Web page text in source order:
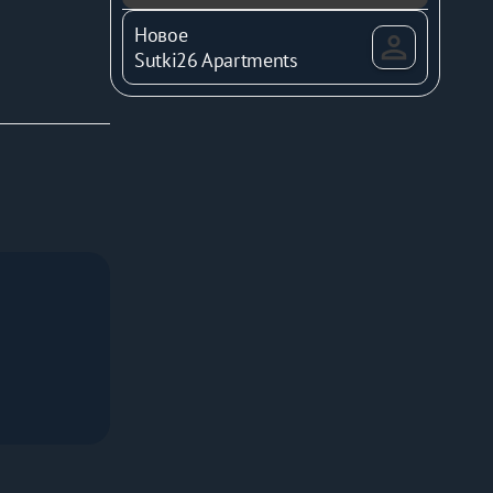
Новое
Sutki26 Apartments